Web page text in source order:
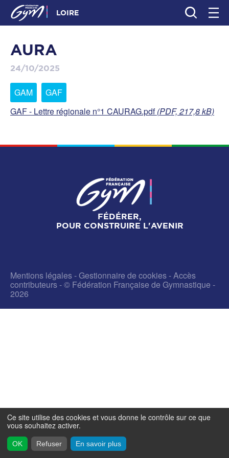
LOIRE
AURA
24/10/2025
GAM
GAF
GAF - Lettre régionale n°1 CAURAG.pdf(PDF, 217,8 kB)
FÉDÉRER,
POUR CONSTRUIRE L'AVENIR
Mentions légales-Gestionnaire de cookies-Accès
contributeurs- © Fédération Française de Gymnastique -
2026
Ce site utilise des cookies et vous donne le contrôle sur ce que
vous souhaitez activer.
OK Refuser En savoir plus